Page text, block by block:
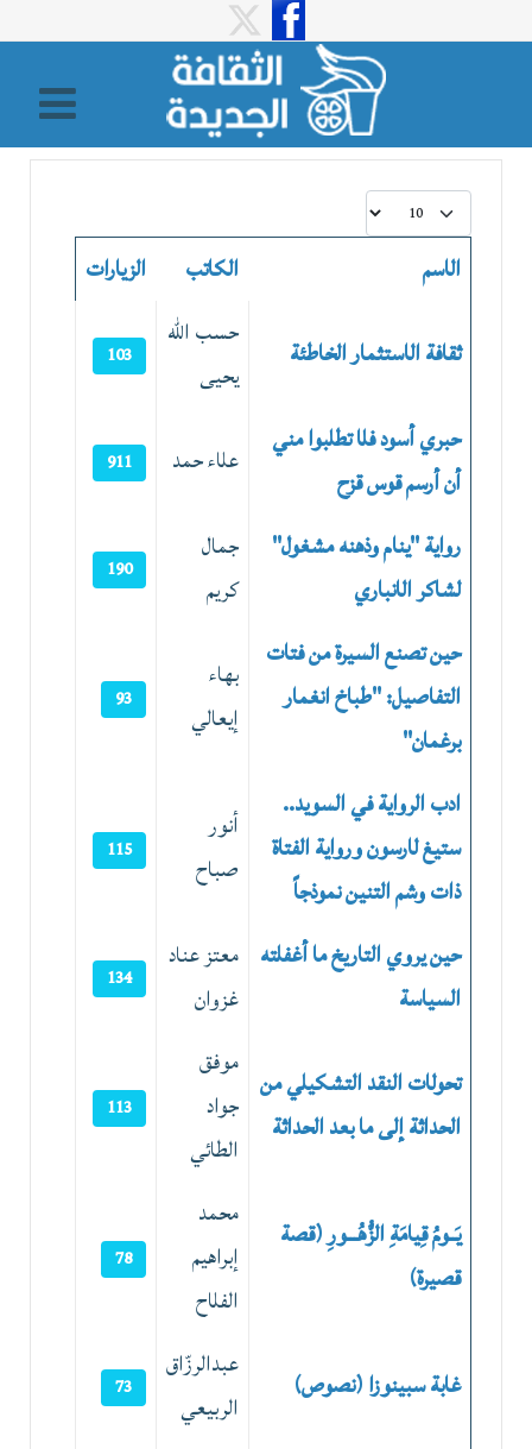
عدد الإظهارات:
الاسم الكاتب الزيارات
ثقافة الاستثمار الخاطئة
حسب الله
يحيى
103
حبري أسود فلا تطلبوا مني
أن أرسم قوس قزح
علاء حمد 911
رواية "ينام وذهنه مشغول"
لشاكر الانباري
جمال
كريم
190
حين تصنع السيرة من فتات
التفاصيل: "طباخ انغمار
برغمان"
بهاء
إيعالي
93
ادب الرواية في السويد..
ستيغ لارسون ورواية الفتاة
ذات وشم التنين نموذجاً
أنور
صباح
115
حين يروي التاريخ ما أغفلته
السياسة
معتز عناد
غزوان
134
تحولات النقد التشكيلي من
الحداثة إلى ما بعد الحداثة
موفق
جواد
الطائي
113
يَــومُ قِيامَةِ الزُّهُـــورِ (قصة
قصيرة)
محمد
إبراهيم
الفلاح
78
غابة سبينوزا (نصوص)
عبدالرزّاق
الربيعي
73